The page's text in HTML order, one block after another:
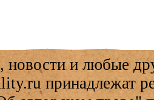
новости и любые
принадлежат